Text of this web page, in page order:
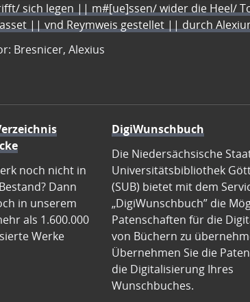
sich legen || m#[ue]ssen/ wider die Heel/
|| vnd Reymweis gestellet || durch
Bresnicer, Alexius
noch nicht in
Dann
in unserem
als 1.600.000
Werke
DigiWunschbuch
Die Niedersächsische
Universitätsbibliothek
(SUB) bietet mit dem
„DigiWunschbuch” die
Patenschaften für die
von Büchern zu
Übernehmen Sie die
die Digitalisierung Ihres
Wunschbuches.